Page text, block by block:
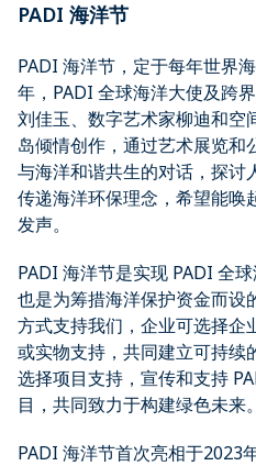
PADI 海洋节
PADI 海洋节，定于每年世界
年，PADI 全球海洋大使及跨
刘佳玉、数字艺术家柳迪和空
岛倾情创作，通过艺术展览
与海洋和谐共生的对话，探讨
传递海洋环保理念，希望能唤
发声。
PADI 海洋节是实现 PADI 全
也是为筹措海洋保护资金而设
方式支持我们，企业可选择企
或实物支持，共同建立可持续
选择项目支持，宣传和支持
目，共同致力于构建绿色未来。
PADI 海洋节首次亮相于2023